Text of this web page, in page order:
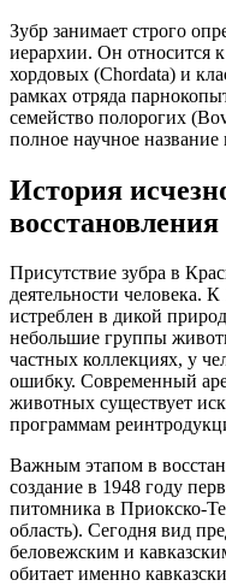
Зубр занимает строго
иерархии. Он относится
хордовых (Chordata) и
рамках отряда
семейство полорогих
полное научное
История
восстановления
Присутствие зубра в
деятельности человека.
истреблен в дикой
небольшие группы
частных коллекциях, у
ошибку. Современный
животных существует
программам
Важным этапом в
создание в 1948 году
питомника в Приокско-
область). Сегодня вид
беловежским и
обитает именно